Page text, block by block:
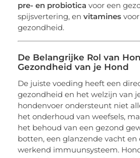
pre- en probiotica voor een
spijsvertering, envitamines
gezondheid.
De Belangrijke Rol van
Gezondheid van je Hond
De juiste voeding heeft een
gezondheid en het welzijn van
hondenvoer ondersteunt niet
het onderhoud van weefsels,
het behoud van een gezond
botten, een glanzende vacht en
werkend immuunsysteem.